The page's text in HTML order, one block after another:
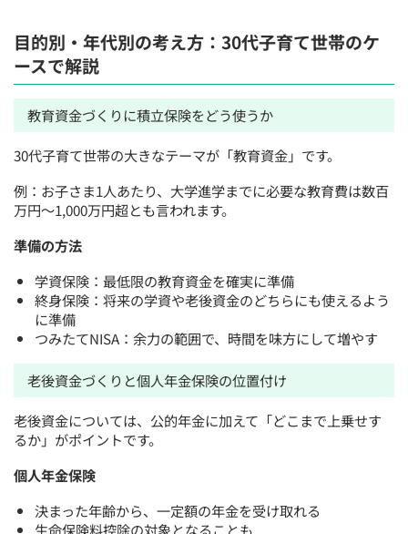
目的別・年代別の考え方：30代子育て世帯のケ
ースで解説
教育資金づくりに積立保険をどう使うか
30代子育て世帯の大きなテーマが「教育資金」です。
例：お子さま1人あたり、大学進学までに必要な教育費は数百
万円〜1,000万円超とも言われます。
準備の方法
学資保険：最低限の教育資金を確実に準備
終身保険：将来の学資や老後資金のどちらにも使えるよう
に準備
つみたてNISA：余力の範囲で、時間を味方にして増やす
老後資金づくりと個人年金保険の位置付け
老後資金については、公的年金に加えて「どこまで上乗せす
るか」がポイントです。
個人年金保険
決まった年齢から、一定額の年金を受け取れる
生命保険料控除の対象となることも